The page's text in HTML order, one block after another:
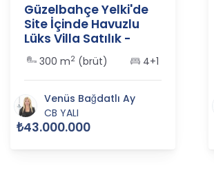
Güzelbahçe Yelki'de
Site İçinde Havuzlu
Lüks Villa Satılık -
365562
300 m2(brüt) 4+1
Venüs Bağdatlı Ay
CB YALI
₺43.000.000